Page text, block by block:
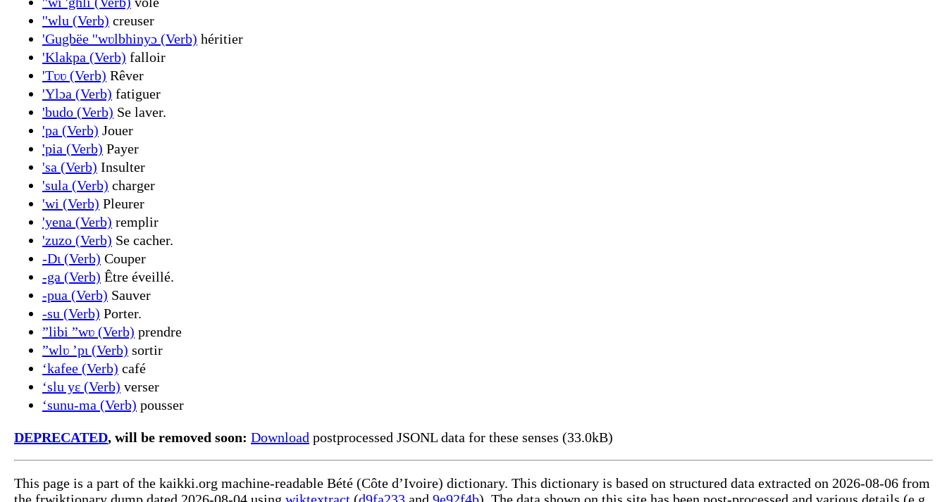
''wlu (Verb) creuser
'Gugbëe ''wʋlbhinyɔ (Verb) héritier
'Klakpa (Verb) falloir
'Tʋʋ (Verb) Rêver
'Ylɔa (Verb) fatiguer
'budo (Verb) Se laver.
'pa (Verb) Jouer
'pia (Verb) Payer
'sa (Verb) Insulter
'sula (Verb) charger
'wi (Verb) Pleurer
'yena (Verb) remplir
'zuzo (Verb) Se cacher.
-Dɩ (Verb) Couper
-ga (Verb) Être éveillé.
-pua (Verb) Sauver
-su (Verb) Porter.
ˮlibi ˮwʋ (Verb) prendre
ˮwlʋ ʼpɩ (Verb) sortir
‘kafee (Verb) café
‘slu yɛ (Verb) verser
‘sunu-ma (Verb) pousser
DEPRECATED, will be removed soon: Download postprocessed JSONL data for these senses (33.0kB)
This page is a part of the kaikki.org machine-readable Bété (Côte d’Ivoire) dictionary. This dictionary is based on structured data extracted on 2026-08-06 from
the frwiktionary dump dated 2026-08-04 using wiktextract (d9fa233 and 9e92f4b). The data shown on this site has been post-processed and various details (e.g.,